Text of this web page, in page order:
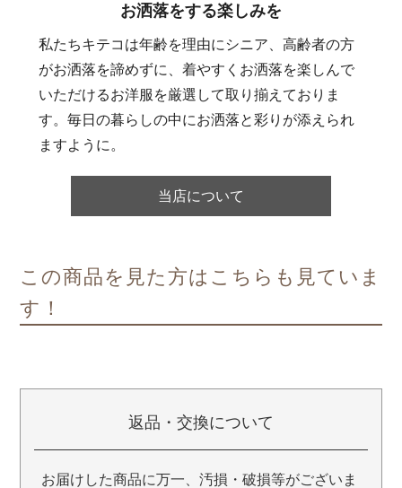
お洒落をする楽しみを
私たちキテコは年齢を理由にシニア、高齢者の方
がお洒落を諦めずに、着やすくお洒落を楽しんで
いただけるお洋服を厳選して取り揃えておりま
す。毎日の暮らしの中にお洒落と彩りが添えられ
ますように。
当店について
この商品を見た方はこちらも見ていま
す！
返品・交換について
お届けした商品に万一、汚損・破損等がございま